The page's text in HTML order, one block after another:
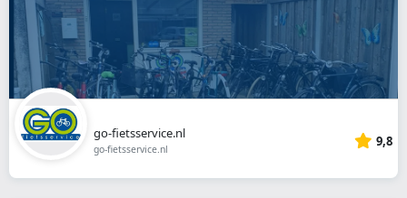
go-fietsservice.nl
go-fietsservice.nl 9,8